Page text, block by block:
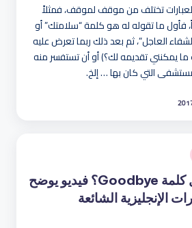
تختلف من موقف لموقف، فمثلاً
فأول ما تقوله له هو كلمة “سلامتك” أو
العاجل”، ثم بعد ذلك ربما تعرض عليه
يمكنني تقديمه لك؟) أو أن تستفسر منه
التي كان بها … إلخ.
هل تعرف ما أصل كلمة Goodbye؟ فيديو يوضح
الإنجليزية الشائعة